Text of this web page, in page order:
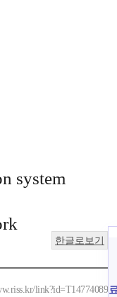
system
한글로보기
link?id=T14774089